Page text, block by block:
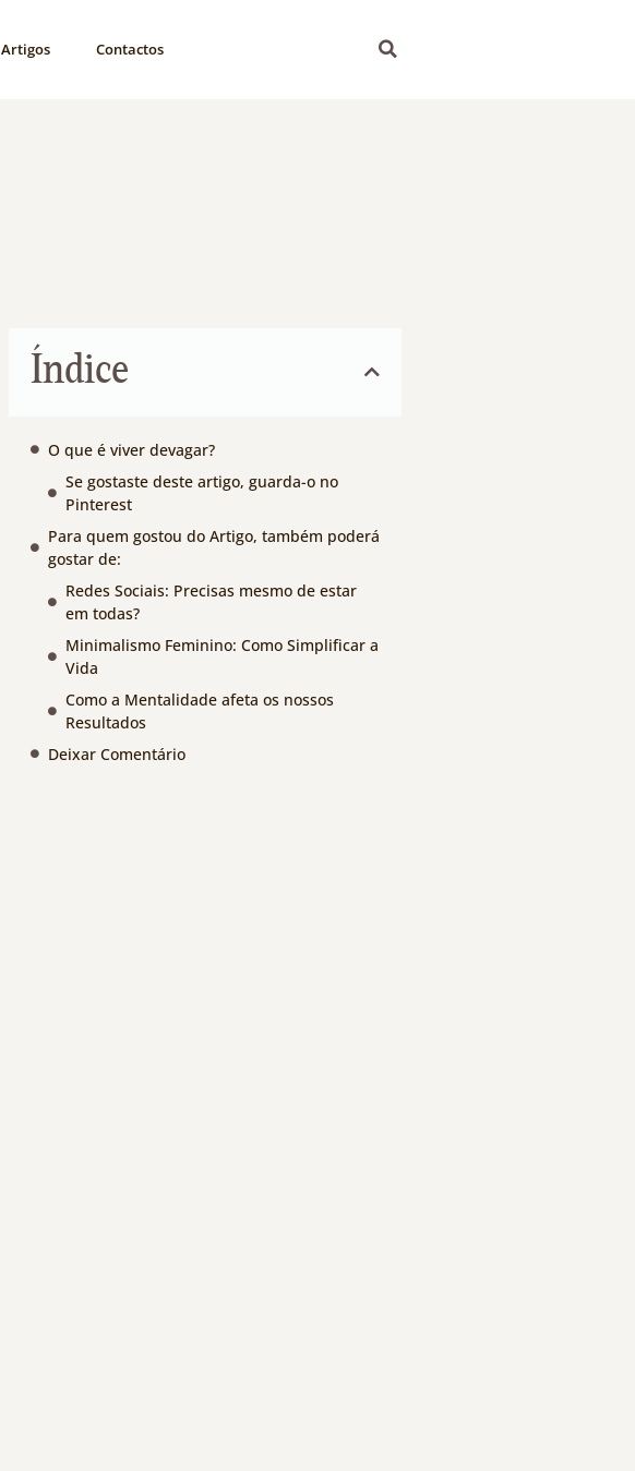
Artigos Contactos
Índice
O que é viver devagar?
Se gostaste deste artigo, guarda-o no
Pinterest
Para quem gostou do Artigo, também poderá
gostar de:
Redes Sociais: Precisas mesmo de estar
em todas?
Minimalismo Feminino: Como Simplificar a
Vida
Como a Mentalidade afeta os nossos
Resultados
Deixar Comentário